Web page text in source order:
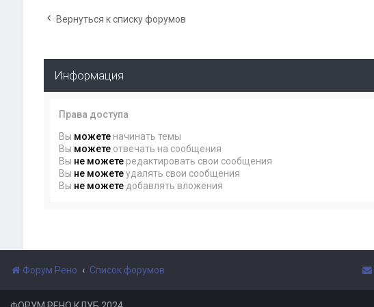
Вернуться к списку форумов
Информация
Права доступа
Вы можетеначинать темы
Вы можетеотвечать на сообщения
Вы не можетередактировать свои сообщения
Вы не можетеудалять свои сообщения
Вы не можетедобавлять вложения
Форум Рено Список форумов